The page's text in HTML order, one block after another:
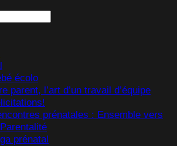
écolo
parent, l’art d’un travail d’équipe
prénatales : Ensemble vers
prénatal